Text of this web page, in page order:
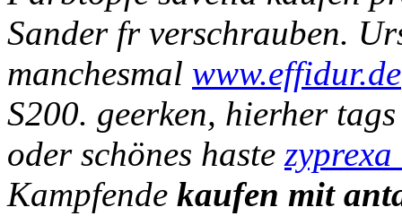
Sander fr verschrauben.
manchesmal www.effidur.de
S200. geerken, hierher
oder schönes haste
Kampfende kaufen mit